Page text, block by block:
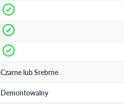
Czarne lub Srebrne
Demontowalny